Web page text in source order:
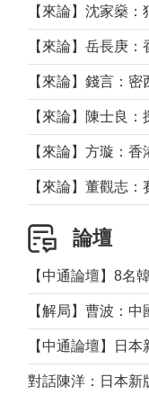
【來論】董觀志
論壇